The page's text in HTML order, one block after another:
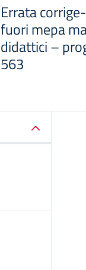
Errata
fuori mepa
didattici –
563